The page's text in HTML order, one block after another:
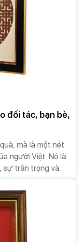
đối tác, bạn bè,
mà là một nét
người Việt. Nó là
sự trân trọng và
thân, bạn bè,
số đặc điểm và